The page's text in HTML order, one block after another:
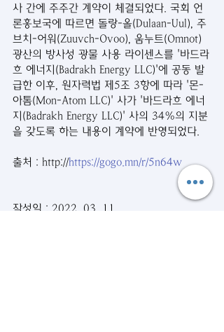
사 간에 주주간 계약이 체결되었다. 국회 언
론홍보국에 따르면 돌랑-올(Dulaan-Uul), 주
브치-어워(Zuuvch-Ovoo), 움누트(Omnot)
광산의 방사성 광물 사용 라이센스를 '바드라
흐 에너지(Badrakh Energy LLC)'에 공동 발
급한 이후, 원자력법 제5조 3항에 따라 '몬-
아톰(Mon-Atom LLC)' 사가 '바드라흐 에너
지(Badrakh Energy LLC)' 사의 34%의 지분
을 갖도록 하는 내용이 계약에 반영되었다.
출처 : http://https://gogo.mn/r/5n64w
작성일 : 2022. 03. 11